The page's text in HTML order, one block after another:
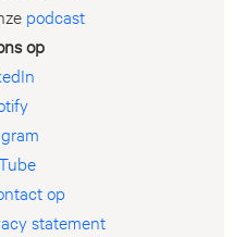
podcast
op
op
statement